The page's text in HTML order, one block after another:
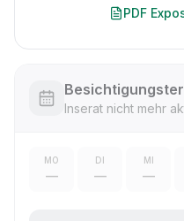
PDF
Inserat nicht mehr
MO
—
DI
—
MI
—